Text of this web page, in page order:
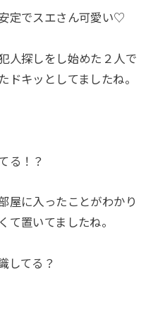
定でスエさん可愛い♡
人探しをし始めた２人で
ドキッとしてましたね。
る！？
屋に入ったことがわかり
て置いてましたね。
してる？